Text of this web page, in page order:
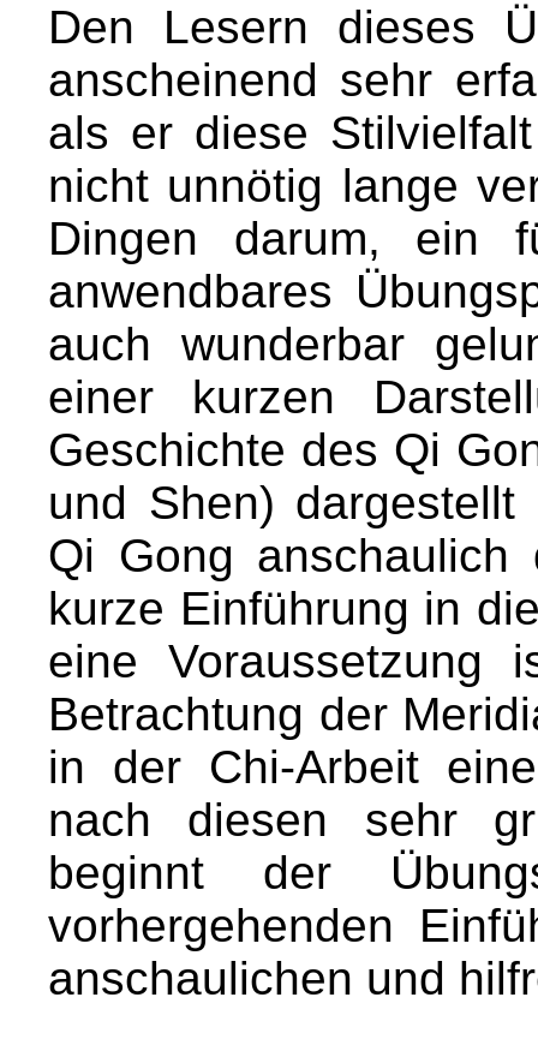
Den Lesern dieses
anscheinend sehr
als er diese
nicht unnötig lange
Dingen darum, ein
anwendbares
auch wunderbar
einer kurzen
Geschichte des Qi
und Shen)
Qi Gong anschaulich
kurze Einführung in
eine Voraussetzung
Betrachtung der
in der Chi-Arbeit
nach diesen sehr
beginnt der
vorhergehenden
anschaulichen und